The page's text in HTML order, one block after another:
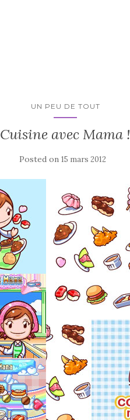
UN PEU DE TOUT
Cuisine avec Mama !
Posted on 15 mars 2012